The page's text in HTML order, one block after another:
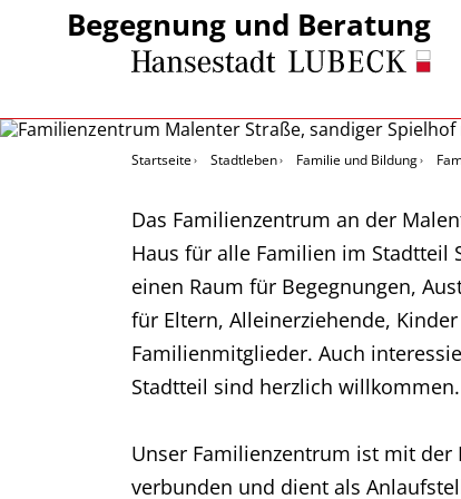
Begegnung und Beratung
Startseite Stadtleben Familie und Bildung
Das Familienzentrum an der
Haus für alle Familien im Stadtteil
einen Raum für Begegnungen,
für Eltern, Alleinerziehende,
Familienmitglieder. Auch
Stadtteil sind herzlich willkommen.
Unser Familienzentrum ist mit
verbunden und dient als